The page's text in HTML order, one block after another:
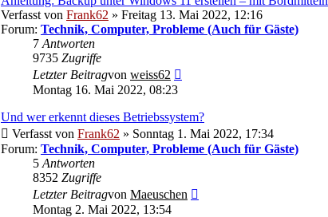
Verfasst von Frank62 » Freitag 13. Mai 2022, 12:16
Forum: Technik, Computer, Probleme (Auch für Gäste)
7 Antworten
9735 Zugriffe
Letzter Beitragvon weiss62
Montag 16. Mai 2022, 08:23
Und wer erkennt dieses Betriebssystem?
Verfasst von Frank62 » Sonntag 1. Mai 2022, 17:34
Forum: Technik, Computer, Probleme (Auch für Gäste)
5 Antworten
8352 Zugriffe
Letzter Beitragvon Maeuschen
Montag 2. Mai 2022, 13:54